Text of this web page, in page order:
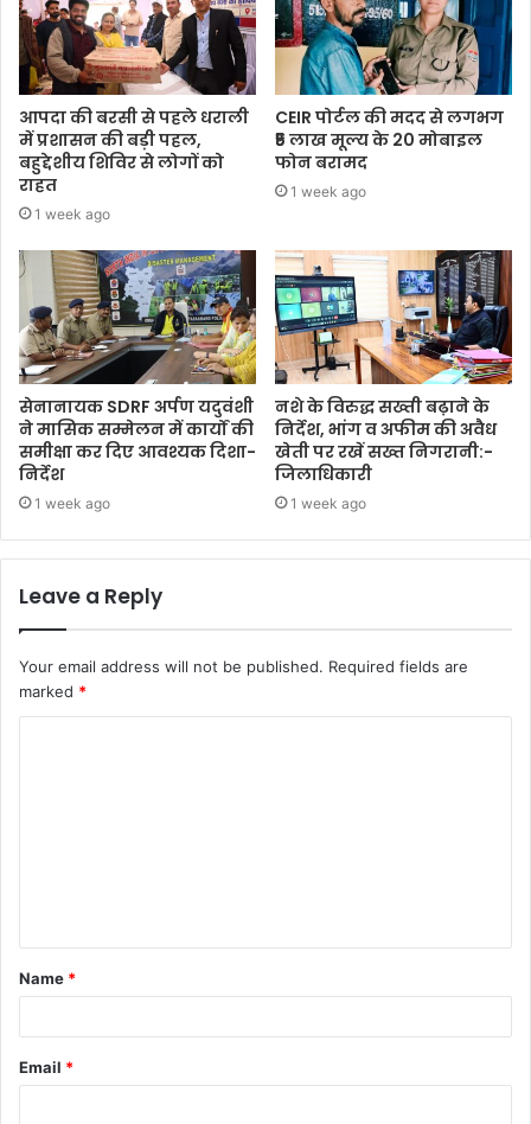
आपदा की बरसी से पहले धराली
में प्रशासन की बड़ी पहल,
बहुद्देशीय शिविर से लोगों को
राहत
1 week ago
CEIR पोर्टल की मदद से लगभग
₹5 लाख मूल्य के 20 मोबाइल
फोन बरामद
1 week ago
सेनानायक SDRF अर्पण यदुवंशी
ने मासिक सम्मेलन में कार्यों की
समीक्षा कर दिए आवश्यक दिशा-
निर्देश
1 week ago
नशे के विरुद्ध सख्ती बढ़ाने के
निर्देश, भांग व अफीम की अवैध
खेती पर रखें सख्त निगरानी:-
जिलाधिकारी
1 week ago
Leave a Reply
Your email address will not be published. Required fields are
marked *
t
*
Name *
Email *